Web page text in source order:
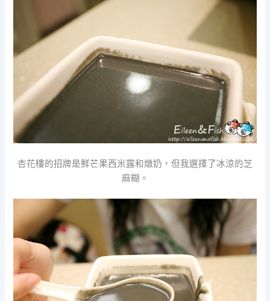
杏花樓的招牌是鮮芒果西米露和燉奶，但我選擇了冰涼的芝
麻糊。